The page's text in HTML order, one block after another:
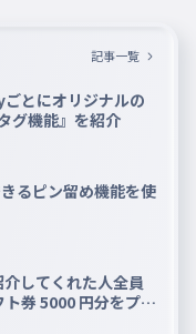
記事一覧
とにオリジナルの
グ機能』を紹介
るピン留め機能を使
してくれた人全員
券 5000 円分をプレ